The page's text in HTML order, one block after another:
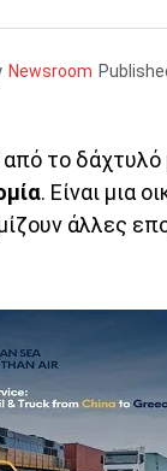
Newsroom
το
. Είναι μια
άλλες